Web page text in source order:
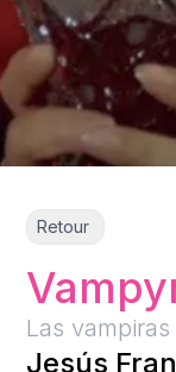
Retour
Las vampiras
Jesús